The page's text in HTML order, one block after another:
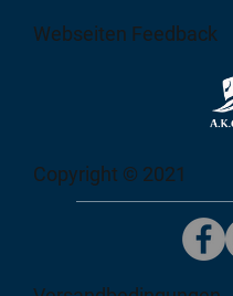
Webseiten Feedback
Copyright © 2021